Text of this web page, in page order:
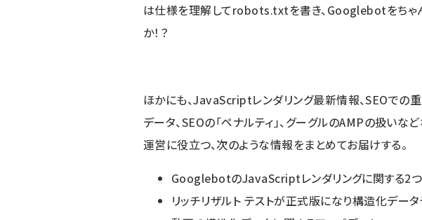
は仕様を理解してrobots.txtを書き、Googlebotをちゃ
か！？
ほかにも、JavaScriptレンダリング最新情報、SEOでの
データ、SEOの「ペナルティ」、グーグルのAMPの扱いな
運営に役立つ、次のような情報をまとめてお届けする。
GooglebotのJavaScriptレンダリングに関する2
リッチリザルト テストが正式版になり構造化デー